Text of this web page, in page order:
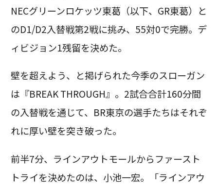
NECグリーンロケッツ東葛（以下、GR東葛）と
のD1/D2入替戦第2戦に挑み、55対0で完勝。デ
ィビジョン1残留を決めた。
壁を超えよう、と掲げられた今季のスローガン
は『BREAK THROUGH』。2試合合計160分間
の入替戦を通じて、BR東京の選手たちはそれぞ
れに厚い壁を突き破った。
前半7分、ラインアウトモールからファースト
トライを決めたのは、小池一宏。「ラインアウ